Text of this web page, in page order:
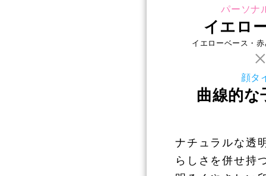
イエロ
イエローベース・
曲線的な
ナチュラルな透
らしさを併せ持